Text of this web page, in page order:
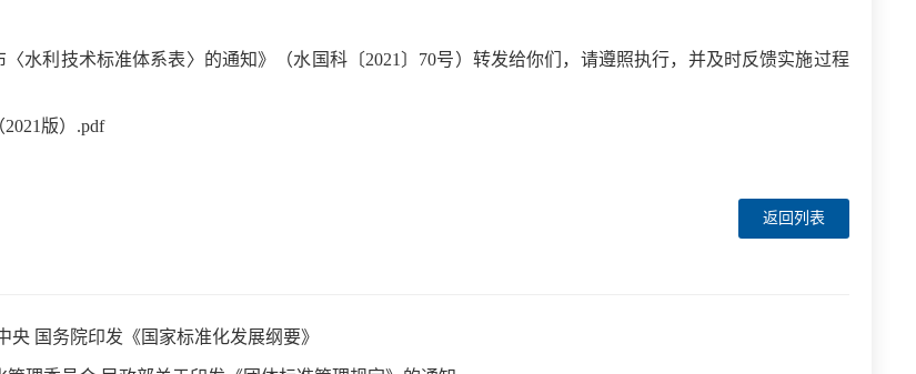
水利技术标准体系表〉的通知》（水国科〔2021〕70号）转发给你们，请遵照执行，并及时反馈实施过程
版）.pdf
返回列表
央 国务院印发《国家标准化发展纲要》